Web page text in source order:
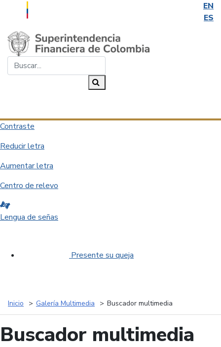
EN
ES
Saltar al contenido principal
Contraste
Reducir letra
Aumentar letra
Centro de relevo
Lengua de señas
Presente su queja
Inicio Galería Multimedia Buscador multimedia
Buscador multimedia